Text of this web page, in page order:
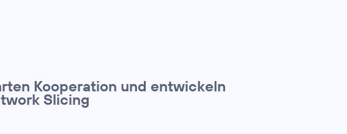
Kooperation und entwickeln
Slicing